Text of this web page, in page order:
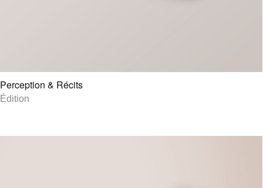
Perception & Récits
Édition